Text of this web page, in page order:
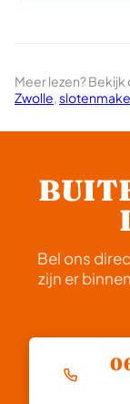
Meer lezen?
Zwolle,
Bel ons
zijn er